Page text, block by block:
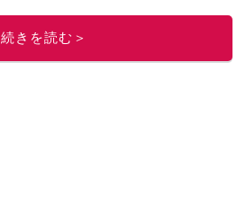
このイチオシストの他の記事を読む
続きを読む＞